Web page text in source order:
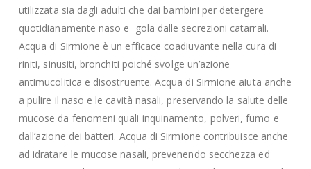
utilizzata sia dagli adulti che dai bambini per detergere
quotidianamente naso e gola dalle secrezioni catarrali.
Acqua di Sirmione è un efficace coadiuvante nella cura di
riniti, sinusiti, bronchiti poiché svolge un’azione
antimucolitica e disostruente. Acqua di Sirmione aiuta anche
a pulire il naso e le cavità nasali, preservando la salute delle
mucose da fenomeni quali inquinamento, polveri, fumo e
dall’azione dei batteri. Acqua di Sirmione contribuisce anche
ad idratare le mucose nasali, prevenendo secchezza ed